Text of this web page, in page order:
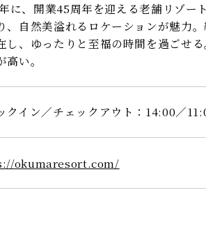
に、開業45周年を迎える老舗リゾー
、自然美溢れるロケーションが魅力
し、ゆったりと至福の時間を過ごせ
高い。
クイン／チェックアウト：14:00／
okumaresort.com/